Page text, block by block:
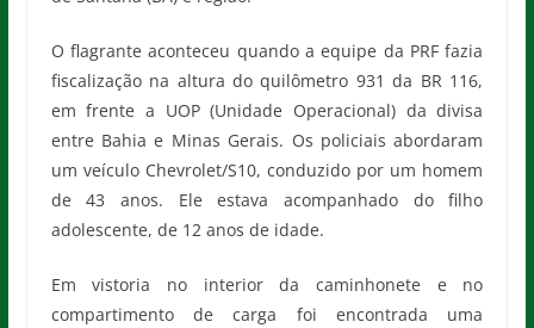
O flagrante aconteceu quando a equipe da PRF fazia
fiscalização na altura do quilômetro 931 da BR 116,
em frente a UOP (Unidade Operacional) da divisa
entre Bahia e Minas Gerais. Os policiais abordaram
um veículo Chevrolet/S10, conduzido por um homem
de 43 anos. Ele estava acompanhado do filho
adolescente, de 12 anos de idade.
Em vistoria no interior da caminhonete e no
compartimento de carga foi encontrada uma